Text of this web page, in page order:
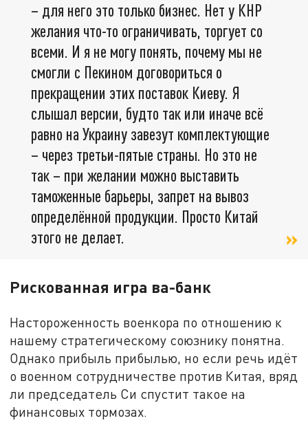
– для него это только бизнес. Нет у КНР
желания что-то ограничивать, торгует со
всеми. И я не могу понять, почему мы не
смогли с Пекином договориться о
прекращении этих поставок Киеву. Я
слышал версии, будто так или иначе всё
равно на Украину завезут комплектующие
– через третьи-пятые страны. Но это не
так – при желании можно выставить
таможенные барьеры, запрет на вывоз
определённой продукции. Просто Китай
этого не делает.
Рискованная игра ва-банк
Настороженность военкора по отношению к
нашему стратегическому союзнику понятна.
Однако прибыль прибылью, но если речь идёт
о военном сотрудничестве против Китая, вряд
ли председатель Си спустит такое на
финансовых тормозах.